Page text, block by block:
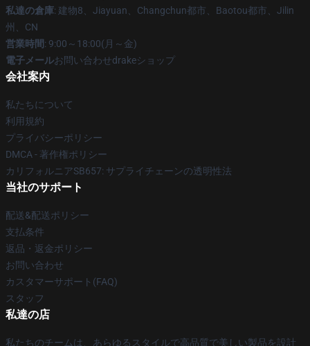
私達の倉庫: 建物8、Jiayuan、Changchun都市、Baotou都市、Jilin
州、CN
営業時間: 9:00～18:00(月～金)
電子メールお問い合わせdrakeショップ
会社案内
私たちについて
利用規約
プライバシーポリシー
DMCA - 著作権ポリシー
カリフォルニアSB657: サプライチェーンの透明性法
当社のサポート
配送&配送ポリシー
支払条件
返品・返金ポリシー
お問い合わせ
カスタマーサポート(FAQ)
スタッフ
私達の店
私たちのチームは、あらゆるスタイルで高品質で美しい製品を設計